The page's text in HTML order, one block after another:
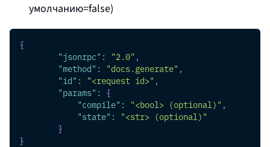
умолчанию=false)
{
"jsonrpc" : "2.0" ,
"method" : "docs.generate" ,
"id" : "<request id>" ,
"params" : {
"compile" : "<bool> (optional)" ,
"state" :
"<str> (optional)"
}
}